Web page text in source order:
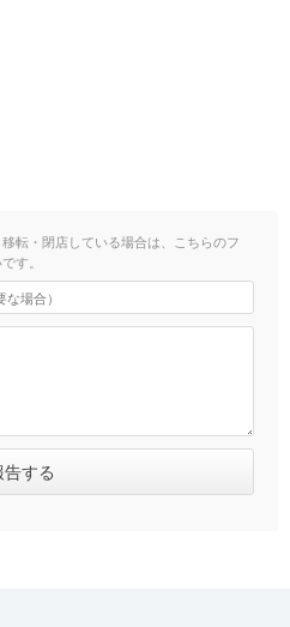
転・閉店している場合は、こちらのフ
す。